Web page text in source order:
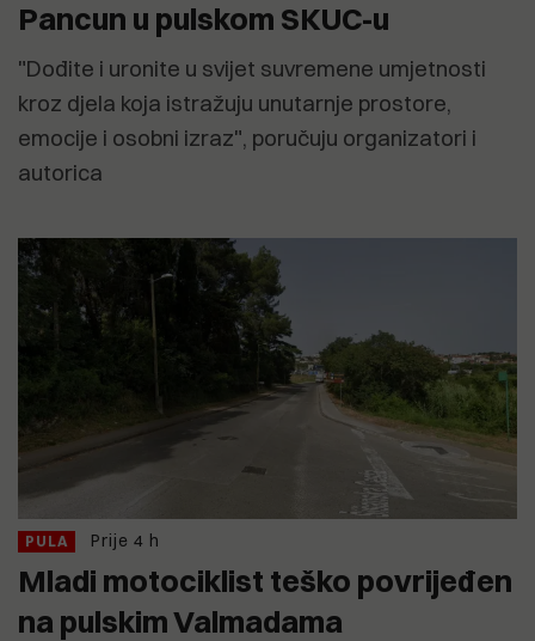
Pancun u pulskom SKUC-u
"Dođite i uronite u svijet suvremene umjetnosti
kroz djela koja istražuju unutarnje prostore,
emocije i osobni izraz", poručuju organizatori i
autorica
PULA Prije 4 h
Mladi motociklist teško povrijeđen
na pulskim Valmadama